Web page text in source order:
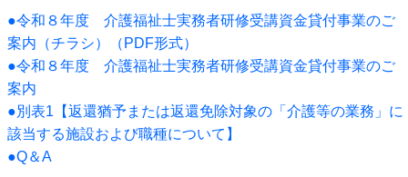
●令和８年度 介護福祉士実務者研修受講資金貸付事業のご
案内（チラシ）（PDF形式）
●令和８年度 介護福祉士実務者研修受講資金貸付事業のご
案内
●別表1【返還猶予または返還免除対象の「介護等の業務」に
該当する施設および職種について】
●Q＆A